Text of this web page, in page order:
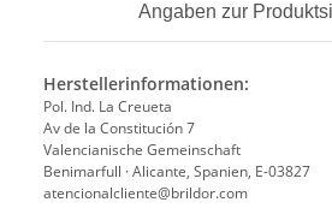
Angaben zur
Herstellerinformationen:
Pol. Ind. La Creueta
Av de la Constitución 7
Valencianische Gemeinschaft
Benimarfull · Alicante, Spanien, E-03827
atencionalcliente@brildor.com